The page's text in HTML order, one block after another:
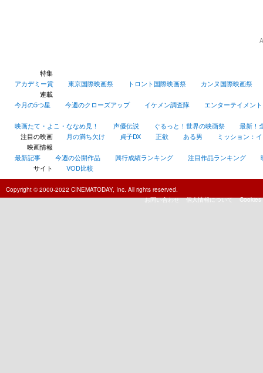
特集
アカデミー賞
東京国際映画祭 トロント国際映画祭
カンヌ国際映画祭
連載
今月の5つ星
今週のクローズアップ イケメン調査隊 エンターテイメン
映画たて・よこ・ななめ見！ 声優伝説 ぐるっと！世界の映画祭
最新！
注目の映画
月の満ち欠け 貞子DX 正欲 ある男
ミッション：
映画情報
最新記事
今週の公開作品 興行成績ランキング 注目作品ランキング
サイト
VOD比較
Copyright © 2000-2022 CINEMATODAY, Inc. All rights reserved.
お問い合わせ
個人情報について Cookies